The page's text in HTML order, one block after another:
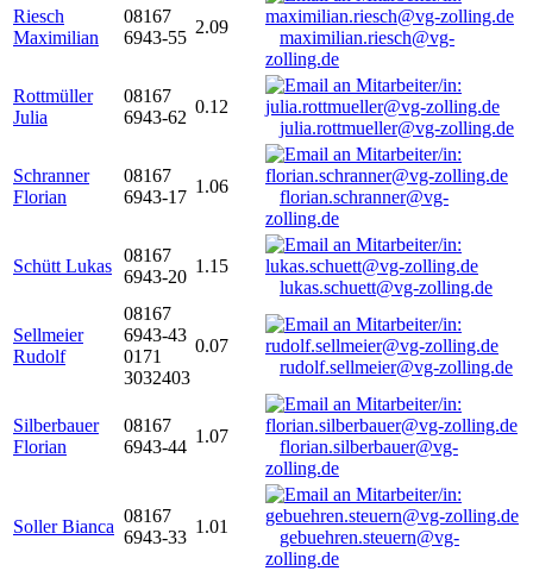
Riesch
Maximilian
08167
6943-55
2.09
maximilian.riesch@vg-
zolling.de
Rottmüller
Julia
08167
6943-62
0.12
julia.rottmueller@vg-zolling.de
Schranner
Florian
08167
6943-17
1.06
florian.schranner@vg-
zolling.de
Schütt Lukas
08167
6943-20
1.15
lukas.schuett@vg-zolling.de
Sellmeier
Rudolf
08167
6943-43
0171
3032403
0.07
rudolf.sellmeier@vg-zolling.de
Silberbauer
Florian
08167
6943-44
1.07
florian.silberbauer@vg-
zolling.de
Soller Bianca
08167
6943-33
1.01
gebuehren.steuern@vg-
zolling.de